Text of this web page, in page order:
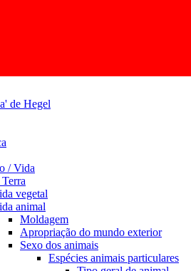
de Hegel
/ Vida
vegetal
animal
Moldagem
Apropriação do mundo exterior
Sexo dos animais
Espécies animais particulares